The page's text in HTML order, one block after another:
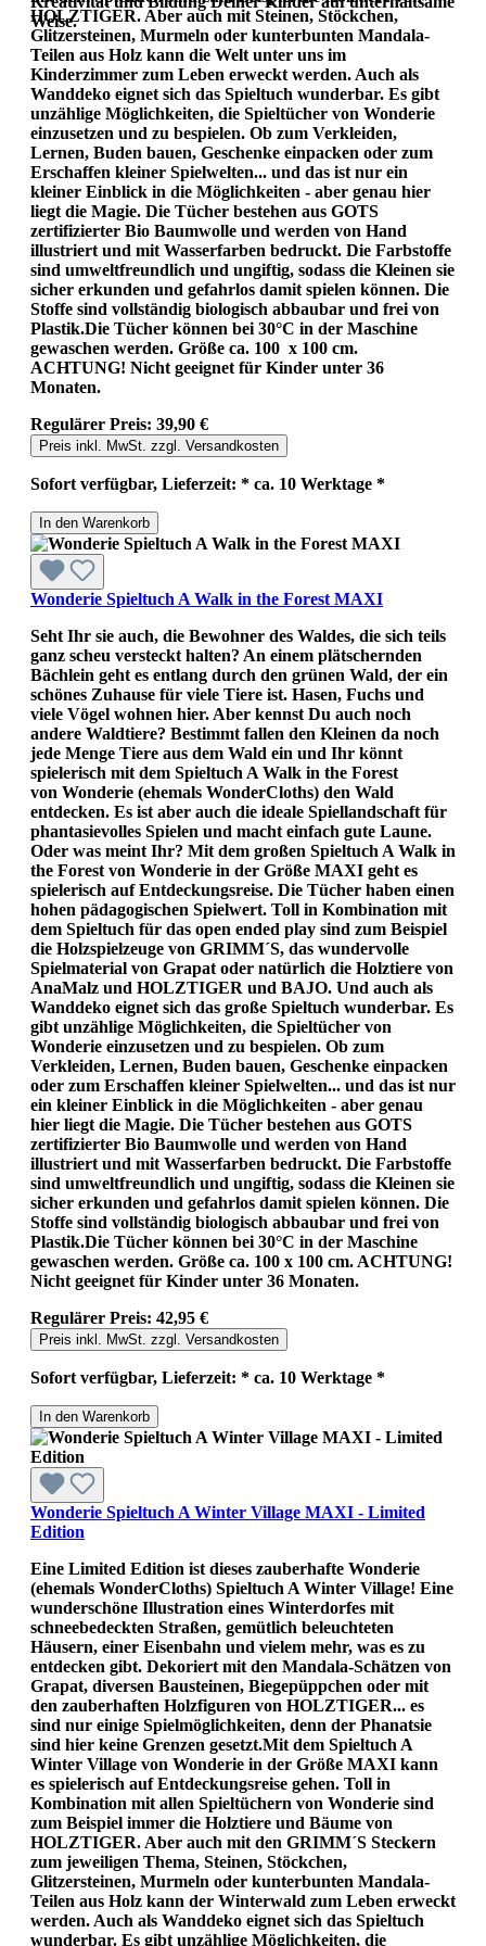
Weise.
HOLZTIGER. Aber auch mit Steinen, Stöckchen,
Glitzersteinen, Murmeln oder kunterbunten Mandala-
Teilen aus Holz kann die Welt unter uns im
Kinderzimmer zum Leben erweckt werden. Auch als
Wanddeko eignet sich das Spieltuch wunderbar. Es gibt
unzählige Möglichkeiten, die Spieltücher von Wonderie
einzusetzen und zu bespielen. Ob zum Verkleiden,
Lernen, Buden bauen, Geschenke einpacken oder zum
Erschaffen kleiner Spielwelten... und das ist nur ein
kleiner Einblick in die Möglichkeiten - aber genau hier
liegt die Magie. Die Tücher bestehen aus GOTS
zertifizierter Bio Baumwolle und werden von Hand
illustriert und mit Wasserfarben bedruckt. Die Farbstoffe
sind umweltfreundlich und ungiftig, sodass die Kleinen sie
sicher erkunden und gefahrlos damit spielen können. Die
Stoffe sind vollständig biologisch abbaubar und frei von
Plastik.Die Tücher können bei 30°C in der Maschine
gewaschen werden. Größe ca. 100 x 100 cm.
ACHTUNG! Nicht geeignet für Kinder unter 36
Monaten.
Regulärer Preis: 39,90 €
Preis inkl. MwSt. zzgl. Versandkosten
Sofort verfügbar, Lieferzeit: * ca. 10 Werktage *
In den Warenkorb
Wonderie Spieltuch A Walk in the Forest MAXI
Seht Ihr sie auch, die Bewohner des Waldes, die sich teils
ganz scheu versteckt halten? An einem plätschernden
Bächlein geht es entlang durch den grünen Wald, der ein
schönes Zuhause für viele Tiere ist. Hasen, Fuchs und
viele Vögel wohnen hier. Aber kennst Du auch noch
andere Waldtiere? Bestimmt fallen den Kleinen da noch
jede Menge Tiere aus dem Wald ein und Ihr könnt
spielerisch mit dem Spieltuch A Walk in the Forest
von Wonderie (ehemals WonderCloths) den Wald
entdecken. Es ist aber auch die ideale Spiellandschaft für
phantasievolles Spielen und macht einfach gute Laune.
Oder was meint Ihr? Mit dem großen Spieltuch A Walk in
the Forest von Wonderie in der Größe MAXI geht es
spielerisch auf Entdeckungsreise. Die Tücher haben einen
hohen pädagogischen Spielwert. Toll in Kombination mit
dem Spieltuch für das open ended play sind zum Beispiel
die Holzspielzeuge von GRIMM´S, das wundervolle
Spielmaterial von Grapat oder natürlich die Holztiere von
AnaMalz und HOLZTIGER und BAJO. Und auch als
Wanddeko eignet sich das große Spieltuch wunderbar. Es
gibt unzählige Möglichkeiten, die Spieltücher von
Wonderie einzusetzen und zu bespielen. Ob zum
Verkleiden, Lernen, Buden bauen, Geschenke einpacken
oder zum Erschaffen kleiner Spielwelten... und das ist nur
ein kleiner Einblick in die Möglichkeiten - aber genau
hier liegt die Magie. Die Tücher bestehen aus GOTS
zertifizierter Bio Baumwolle und werden von Hand
illustriert und mit Wasserfarben bedruckt. Die Farbstoffe
sind umweltfreundlich und ungiftig, sodass die Kleinen sie
sicher erkunden und gefahrlos damit spielen können. Die
Stoffe sind vollständig biologisch abbaubar und frei von
Plastik.Die Tücher können bei 30°C in der Maschine
gewaschen werden. Größe ca. 100 x 100 cm. ACHTUNG!
Nicht geeignet für Kinder unter 36 Monaten.
Regulärer Preis: 42,95 €
Preis inkl. MwSt. zzgl. Versandkosten
Sofort verfügbar, Lieferzeit: * ca. 10 Werktage *
In den Warenkorb
Wonderie Spieltuch A Winter Village MAXI - Limited
Edition
Eine Limited Edition ist dieses zauberhafte Wonderie
(ehemals WonderCloths) Spieltuch A Winter Village! Eine
wunderschöne Illustration eines Winterdorfes mit
schneebedeckten Straßen, gemütlich beleuchteten
Häusern, einer Eisenbahn und vielem mehr, was es zu
entdecken gibt. Dekoriert mit den Mandala-Schätzen von
Grapat, diversen Bausteinen, Biegepüppchen oder mit
den zauberhaften Holzfiguren von HOLZTIGER... es
sind nur einige Spielmöglichkeiten, denn der Phanatsie
sind hier keine Grenzen gesetzt.Mit dem Spieltuch A
Winter Village von Wonderie in der Größe MAXI kann
es spielerisch auf Entdeckungsreise gehen. Toll in
Kombination mit allen Spieltüchern von Wonderie sind
zum Beispiel immer die Holztiere und Bäume von
HOLZTIGER. Aber auch mit den GRIMM´S Steckern
zum jeweiligen Thema, Steinen, Stöckchen,
Glitzersteinen, Murmeln oder kunterbunten Mandala-
Teilen aus Holz kann der Winterwald zum Leben erweckt
werden. Auch als Wanddeko eignet sich das Spieltuch
wunderbar. Es gibt unzählige Möglichkeiten, die